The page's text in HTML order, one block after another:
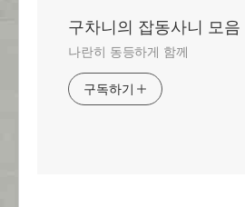
구차니의 잡동사니 모음
나란히 동등하게 함께
구독하기